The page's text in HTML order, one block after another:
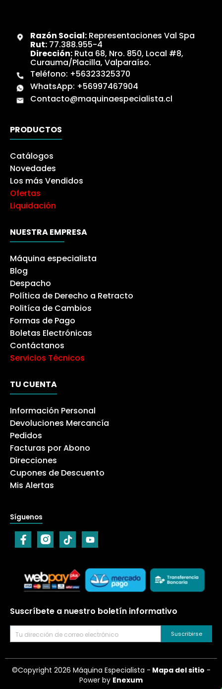
Razón Social:Representaciones Val Spa
Rut:77.388.955-4
Dirección:Ruta 68, Nro. 850, Local #8,
Curauma/Placilla, Valparaíso.
Teléfono: +56323325370
WhatsApp: +56997467904
Contacto@maquinaespecialista.cl
PRODUCTOS
Catálogos
Novedades
Los más Vendidos
Ofertas
Liquidación
NUESTRA EMPRESA
Máquina especialista
Blog
Despacho
Política de Derecho a Retracto
Politíca de Cambios
Formas de Pago
Boletas Electrónicas
Contáctanos
Servicios Técnicos
TU CUENTA
Información Personal
Devoluciones Mercancía
Pedidos
Facturas por Abono
Direcciones
Cupones de Descuento
Mis Alertas
Síguenos
Suscríbete a nuestro boletín informativo
Suscribirse
©Copyright 2026 Máquina Especialista - Mapa del sitio -
Power by Enexum